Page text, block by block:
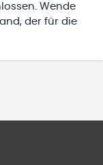
Wende
der für die